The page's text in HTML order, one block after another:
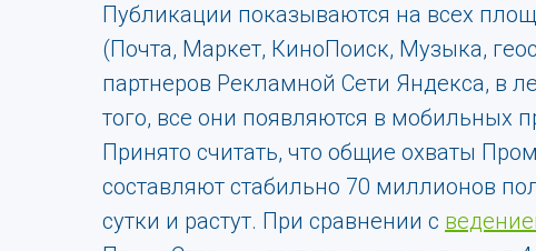
Публикации показываются на всех
(Почта, Маркет, КиноПоиск, Музыка,
партнеров Рекламной Сети Яндекса, в
того, все они появляются в мобильных
Принято считать, что общие охваты
составляют стабильно 70 миллионов
сутки и растут. При сравнении с